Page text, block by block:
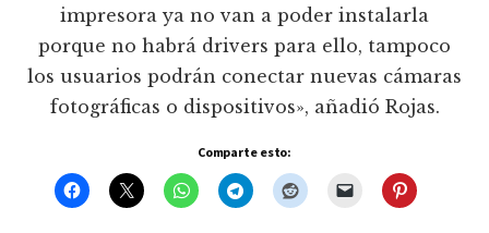
impresora ya no van a poder instalarla
porque no habrá drivers para ello, tampoco
los usuarios podrán conectar nuevas cámaras
fotográficas o dispositivos», añadió Rojas.
Comparte esto: